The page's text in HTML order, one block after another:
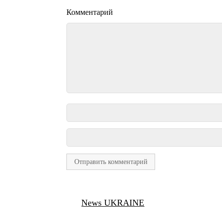
Комментарий
News UKRAINE